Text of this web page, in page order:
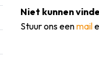
Niet kunnen
Stuur ons eenmail